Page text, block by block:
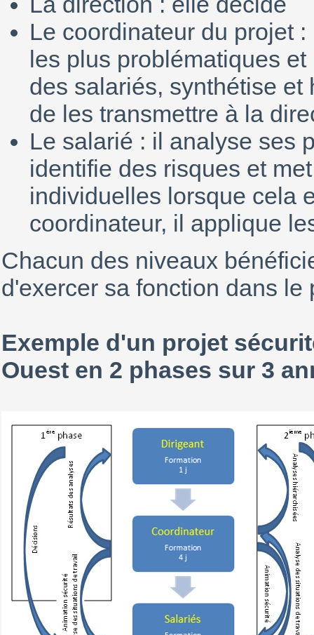
Le coordinateur du projet
les plus problématiques
des salariés, synthétise
de les transmettre à la
Le salarié : il analyse ses
identifie des risques et
individuelles lorsque cela
coordinateur, il applique
Chacun des niveaux
d'exercer sa fonction dans le
Exemple d'un projet
Ouest en 2 phases sur 3